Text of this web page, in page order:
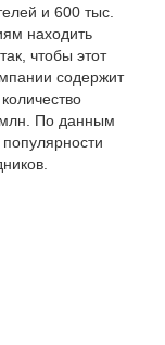
и 600 тыс.
находить
чтобы этот
содержит
млн. По данным